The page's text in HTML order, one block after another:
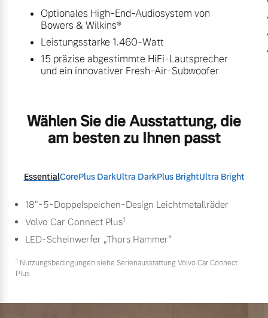
Optionales High-End-Audiosystem von
Bowers & Wilkins®
Leistungsstarke 1.460-Watt
15 präzise abgestimmte HiFi-Lautsprecher
und ein innovativer Fresh-Air-Subwoofer
Wählen Sie die Ausstattung, die
am besten zu Ihnen passt
EssentialCorePlus DarkUltra DarkPlus BrightUltra Bright
18"-5-Doppelspeichen-Design Leichtmetallräder
Volvo Car Connect Plus1
LED-Scheinwerfer „Thors Hammer“
1 Nutzungsbedingungen siehe Serienausstattung Volvo Car Connect
Plus